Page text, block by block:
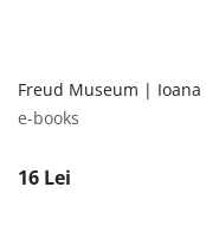
e-books
16 Lei